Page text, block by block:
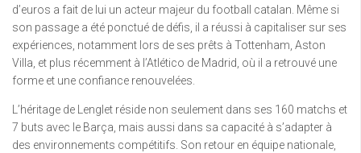
d’euros a fait de lui un acteur majeur du football catalan. Même si
son passage a été ponctué de défis, il a réussi à capitaliser sur ses
expériences, notamment lors de ses prêts à Tottenham, Aston
Villa, et plus récemment à l’Atlético de Madrid, où il a retrouvé une
forme et une confiance renouvelées.
L’héritage de Lenglet réside non seulement dans ses 160 matchs et
7 buts avec le Barça, mais aussi dans sa capacité à s’adapter à
des environnements compétitifs. Son retour en équipe nationale,